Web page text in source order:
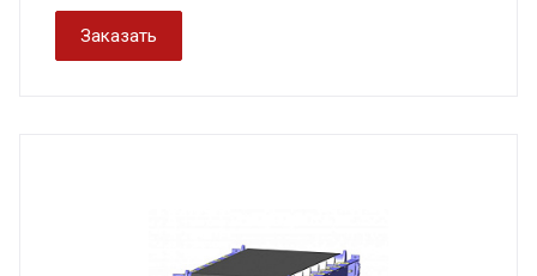
Заказать